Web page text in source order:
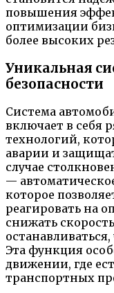
повышения
оптимизации
более высоких
Уникальная
безопасности
Система
включает в себя
технологий,
аварии и
случае
—
которое
реагировать на
снижать
Эта функция
движении, где
транспортных